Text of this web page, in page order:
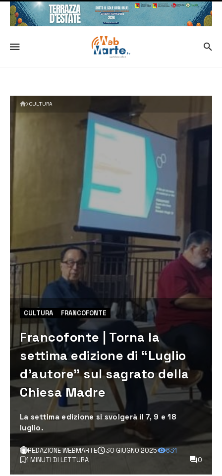
CULTURA
CULTURA FRANCOFONTE
Francofonte | Torna la
settima edizione di “Luglio
d’autore” sul sagrato della
Chiesa Madre
La settima edizione si svolgerà il 7, 9 e 18
luglio.
REDAZIONE WEBMARTE 30 GIUGNO 2025
631
1 MINUTI DI LETTURA
0